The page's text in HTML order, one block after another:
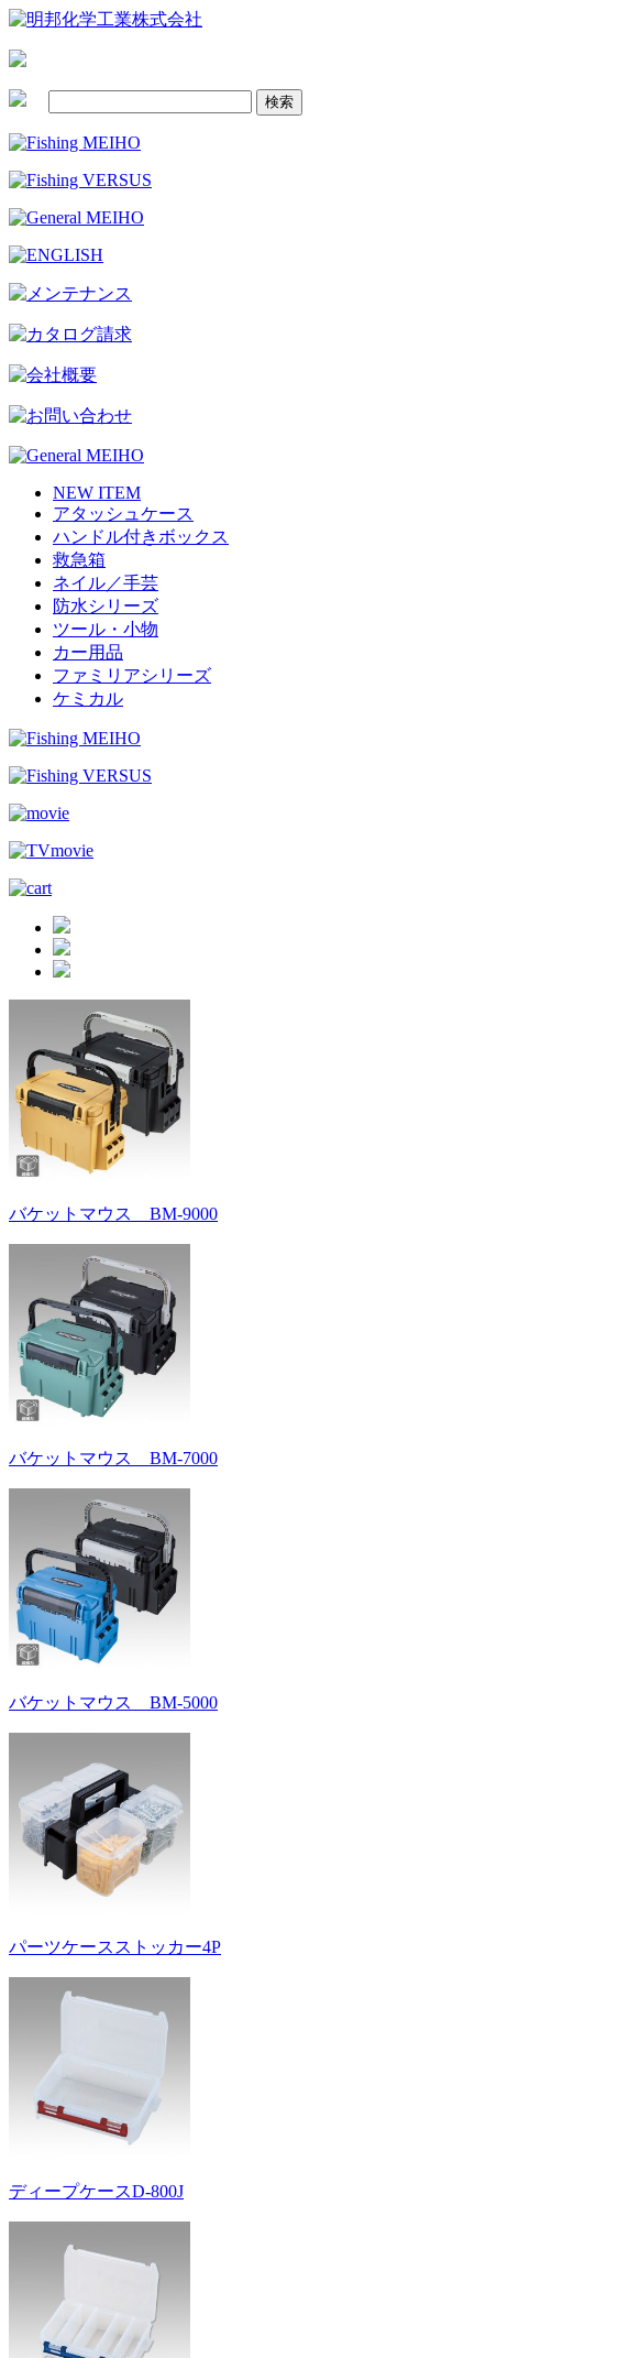
NEW ITEM
アタッシュケース
ハンドル付きボックス
救急箱
ネイル／手芸
防水シリーズ
ツール・小物
カー用品
ファミリアシリーズ
ケミカル
バケットマウス BM-9000
バケットマウス BM-7000
バケットマウス BM-5000
パーツケースストッカー4P
ディープケースD-800J